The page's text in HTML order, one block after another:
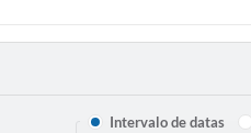
Intervalo de datas